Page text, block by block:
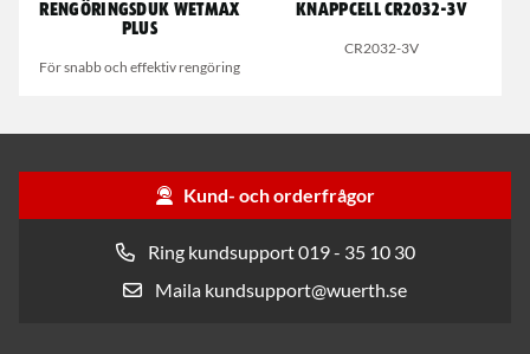
Rengöringsduk Wetmax
Plus
För snabb och effektiv rengöring
Knappcell CR2032-3V
CR2032-3V
Kund- och orderfrågor
Ring kundsupport 019 - 35 10 30
Maila kundsupport@wuerth.se